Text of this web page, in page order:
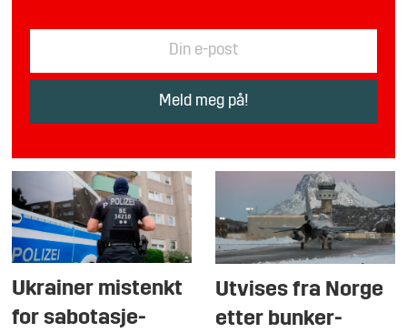
Ukrainer mistenkt
for sabotasje-
Utvises fra Norge
etter bunker-